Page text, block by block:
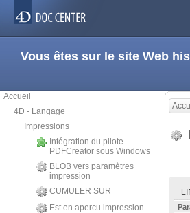
Vous êtes sur le site Web
Accueil
4D - Langage
Impressions
Intégration du pilote
PDFCreator sous Windows
BLOB vers paramètres
impression
CUMULER SUR
Est en apercu impression